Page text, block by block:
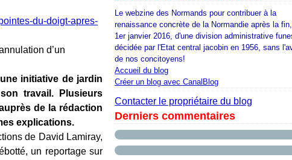
du-doigt-apres-
d’un
initiative de jardin
travail. Plusieurs
de la rédaction
explications.
de David Lamiray,
un reportage sur
Le webzine des Normands pour contribuer à la
renaissance concrète de la Normandie après la
1er janvier 2016, d'une division administrative
décidée par l'Etat central jacobin en 1956, sans
de nos concitoyens!
Accueil du blog
Créer un blog avec CanalBlog
Contacter le propriétaire du blog
Derniers commentaires